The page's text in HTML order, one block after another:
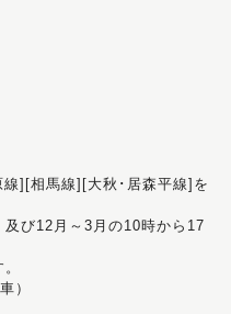
][相馬線][大秋･居森平線]を
び12月～3月の10時から17
）